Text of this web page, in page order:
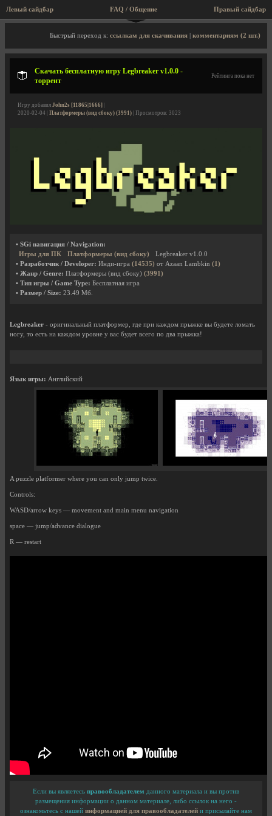
Левый сайдбар Правый сайдбар
FAQ / Общение
Описание игры, торрент, скриншоты, видео
Быстрый переход к: ссылкам для скачивания комментариям (2 шт.)
Скачать бесплатную игру Legbreaker v1.0.0 -
торрент
Рейтинга пока нет
Игру добавил John2s [11865|1666]
2020-02-04 | Платформеры (вид сбоку) (3991) | Просмотров: 3023
• SGi навигация / Navigation:
Игры для ПК
Платформеры (вид сбоку)
Legbreaker v1.0.0
• Разработчик / Developer: Инди-игра (14535) от Azaan Lambkin (1)
• Жанр / Genre: Платформеры (вид сбоку) (3991)
• Тип игры / Game Type: Бесплатная игра
• Размер / Size: 23.49 Мб.
Legbreaker - оригинальный платформер, где при каждом прыжке вы будете ломать
ногу, то есть на каждом уровне у вас будет всего по два прыжка!
Язык игры: Английский
A puzzle platformer where you can only jump twice.
Controls:
WASD/arrow keys — movement and main menu navigation
space — jump/advance dialogue
R — restart
Если вы являетесь правообладателем данного материала и вы против
размещения информации о данном материале, либо ссылок на него -
ознакомьтесь с нашей информацией для правообладателей и присылайте нам